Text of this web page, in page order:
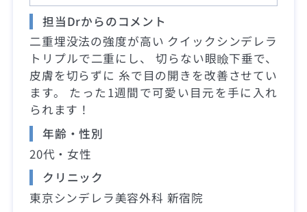
担当Drからのコメント
二重埋没法の強度が高い クイックシンデレラ
トリプルで二重にし、 切らない眼瞼下垂で、
皮膚を切らずに 糸で目の開きを改善させてい
ます。 たった1週間で可愛い目元を手に入れ
られます！
年齢・性別
20代・女性
クリニック
東京シンデレラ美容外科 新宿院